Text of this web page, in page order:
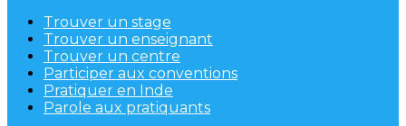
Trouver un stage
Trouver un enseignant
Trouver un centre
Participer aux conventions
Pratiquer en Inde
Parole aux pratiquants